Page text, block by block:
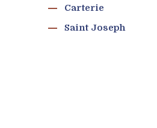
Carterie
Saint Joseph